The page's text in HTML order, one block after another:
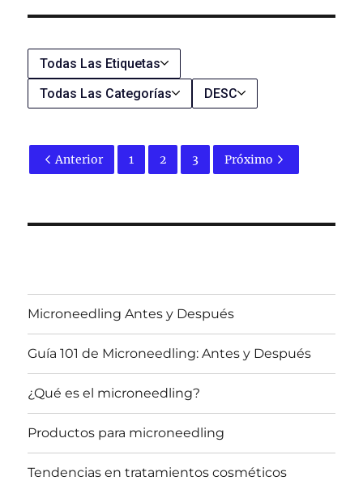
Todas Las Etiquetas
Todas Las Categorías
DESC
Anterior 1 2 3 Próximo
Microneedling Antes y Después
Guía 101 de Microneedling: Antes y Después
¿Qué es el microneedling?
Productos para microneedling
Tendencias en tratamientos cosméticos